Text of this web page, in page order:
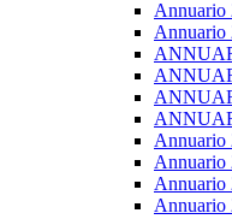
Annuario
Annuario
Annuario
Annuario
Annuario
Annuario